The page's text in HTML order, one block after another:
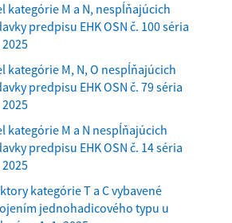
kategórie M a N, nespĺňajúcich
predpisu EHK OSN č. 100 séria
kategórie M, N, O nespĺňajúcich
predpisu EHK OSN č. 79 séria
kategórie M a N nespĺňajúcich
predpisu EHK OSN č. 14 séria
kategórie T a C vybavené
jednohadicového typu u